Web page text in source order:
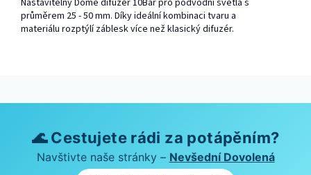
Nastavitelný Dome difuzér 10Bar pro podvodní světla s
průměrem 25 - 50 mm. Díky ideální kombinaci tvaru a
materiálu rozptýlí záblesk více než klasický difuzér.
🌊 Cestujete rádi za potápěním?
Navštivte naše stránky – Nevšední Dovolená